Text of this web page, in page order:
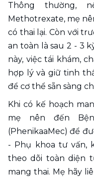
Thông thường,
Methotrexate, mẹ
có thai lại. Còn với
an toàn là sau 2 - 3
này, việc tái khám,
hợp lý và giữ tinh
để cơ thể sẵn sàng
Khi có kế hoạch
mẹ nên đến
(PhenikaaMec) để
- Phụ khoa tư vấn,
theo dõi toàn diện
mang thai. Mẹ hãy